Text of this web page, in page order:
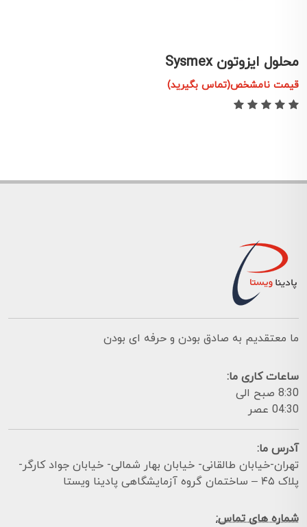
محلول ایزوتون Sysmex
قیمت نامشخص(تماس بگیرید)
ما معتقدیم به صادق بودن و حرفه ای بودن
ساعات کاری ما:
8:30 صبح الی
04:30 عصر
آدرس ما:
تهران-خیابان طالقانی- خیابان بهار شمالی- خیابان جواد کارگر-
پلاک ۴۵ – ساختمان گروه آزمایشگاهی پادینا ویستا
شماره های تماس: